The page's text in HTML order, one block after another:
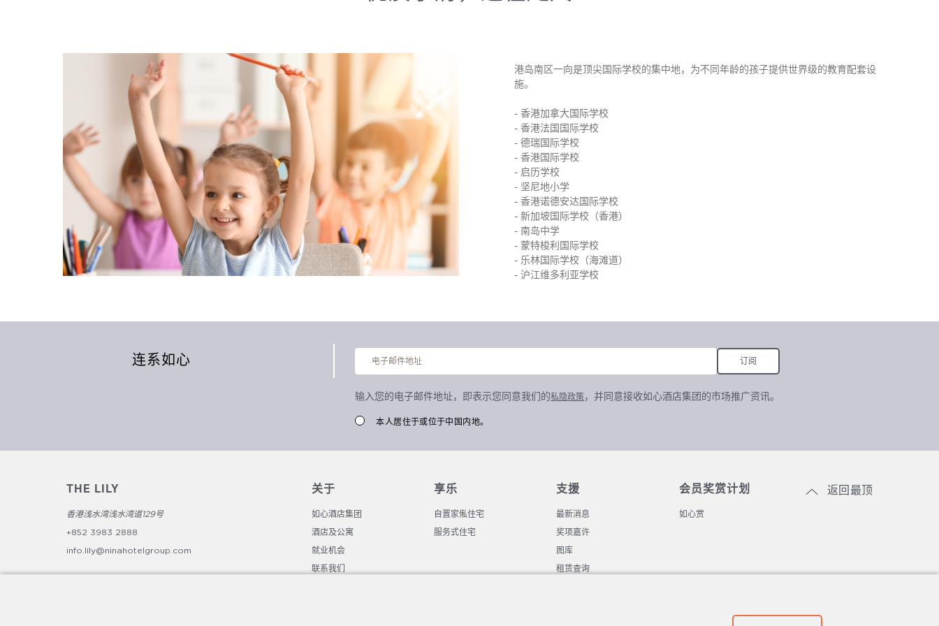
港岛南区一向是顶尖国际学校的集中地，为不同年龄的孩子提供世界级的教育配套设
施。
- 香港加拿大国际学校
- 香港法国国际学校
- 德瑞国际学校
- 香港国际学校
- 启历学校
- 坚尼地小学
- 香港诺德安达国际学校
- 新加坡国际学校（香港）
- 南岛中学
- 蒙特梭利国际学校
- 乐林国际学校（海滩道）
- 沪江维多利亚学校
连系如心
输入您的电子邮件地址，即表示您同意我们的私隐政策 ，并同意接收如心酒店集团的市场推广资讯。
本人居住于或位于中国内地。
THE LILY
香港浅水湾浅水湾道129号
+852 3983 2888
info.lily@ninahotelgroup.com
关于
如心酒店集团
酒店及公寓
就业机会
联系我们
享乐
自置家俬住宅
服务式住宅
支援
最新消息
奖项嘉许
图库
租赁查询
会员奖赏计划
如心赏
返回最顶